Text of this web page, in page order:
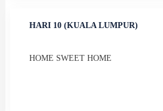
HARI 10 (KUALA LUMPUR)
HOME SWEET HOME